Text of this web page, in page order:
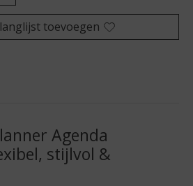
toevoegen
Agenda
stijlvol &